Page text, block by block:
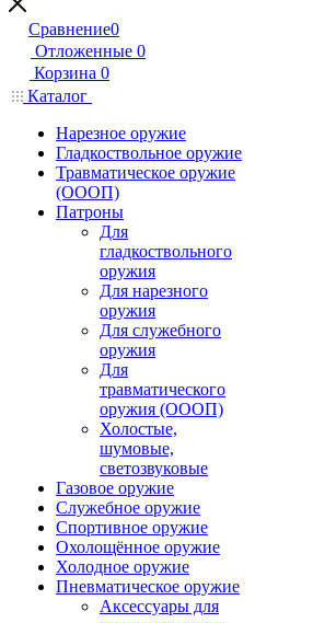
Сравнение0
Отложенные 0
Корзина 0
Каталог
Нарезное оружие
Гладкоствольное оружие
Травматическое оружие
(ОООП)
Патроны
Для
гладкоствольного
оружия
Для нарезного
оружия
Для служебного
оружия
Для
травматического
оружия (ОООП)
Холостые,
шумовые,
светозвуковые
Газовое оружие
Служебное оружие
Спортивное оружие
Охолощённое оружие
Холодное оружие
Пневматическое оружие
Аксессуары для